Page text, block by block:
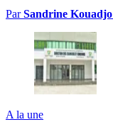
ParSandrine Kouadjo
A la une